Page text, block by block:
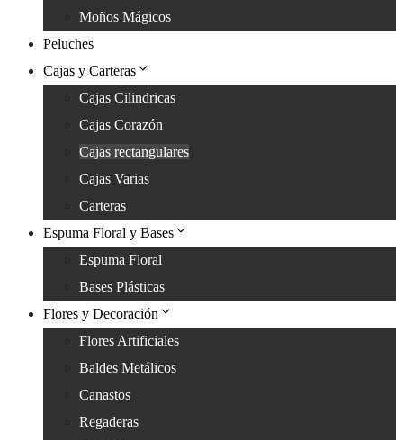
Moños Mágicos
Peluches
Cajas y Carteras
Cajas Cilindricas
Cajas Corazón
Cajas rectangulares
Cajas Varias
Carteras
Espuma Floral y Bases
Espuma Floral
Bases Plásticas
Flores y Decoración
Flores Artificiales
Baldes Metálicos
Canastos
Regaderas